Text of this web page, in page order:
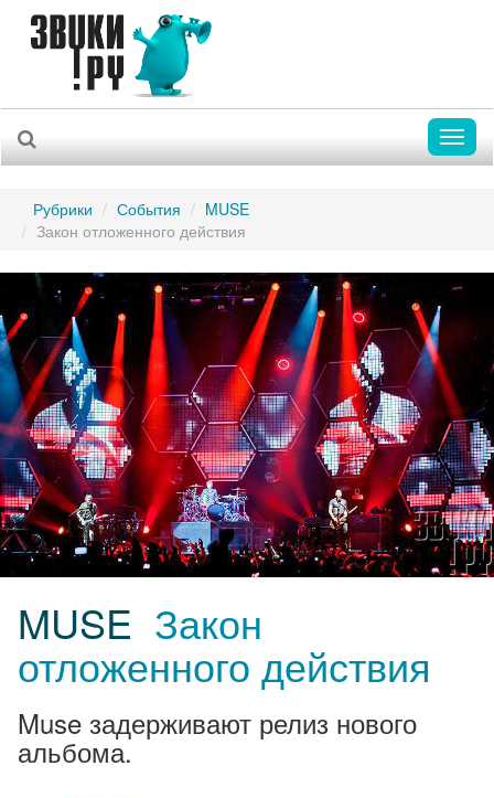
Рубрики События
MUSE
Закон отложенного действия
MUSE Закон
отложенного действия
Muse задерживают релиз нового
альбома.